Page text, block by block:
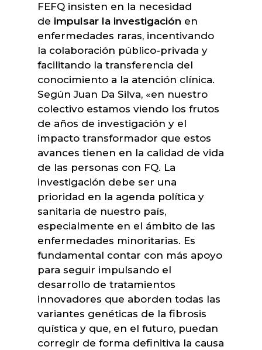
FEFQ insisten en la necesidad
de impulsar la investigación en
enfermedades raras, incentivando
la colaboración público-privada y
facilitando la transferencia del
conocimiento a la atención clínica.
Según Juan Da Silva, «en nuestro
colectivo estamos viendo los frutos
de años de investigación y el
impacto transformador que estos
avances tienen en la calidad de vida
de las personas con FQ. La
investigación debe ser una
prioridad en la agenda política y
sanitaria de nuestro país,
especialmente en el ámbito de las
enfermedades minoritarias. Es
fundamental contar con más apoyo
para seguir impulsando el
desarrollo de tratamientos
innovadores que aborden todas las
variantes genéticas de la fibrosis
quística y que, en el futuro, puedan
corregir de forma definitiva la causa